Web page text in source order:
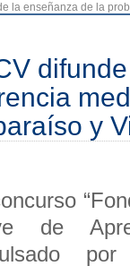
la enseñanza de la
y
de